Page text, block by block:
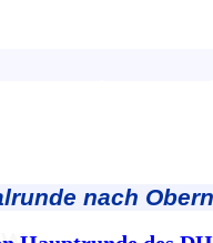
nach